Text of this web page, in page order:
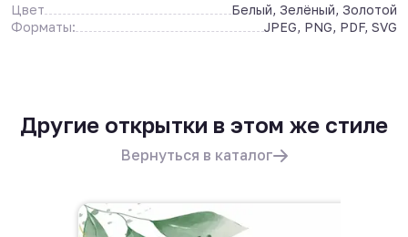
Цвет
Белый, Зелёный, Золотой
Форматы:
JPEG, PNG, PDF, SVG
Другие открытки в этом же стиле
Вернуться в каталог